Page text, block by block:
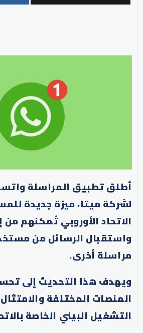
أطلق تطبيق المراسلة
لشركة ميتا، ميزة جديدة
الاتحاد الأوروبي تُمكنهم من
واستقبال الرسائل من
مراسلة أخرى.
ويهدف هذا التحديث إلى
المنصات المختلفة
التشغيل البيني الخاصة